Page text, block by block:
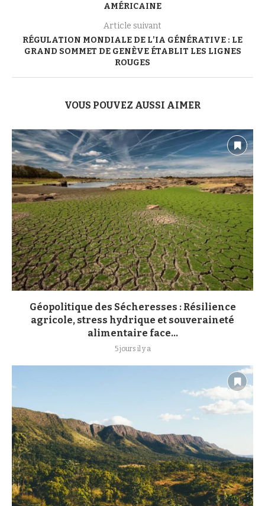
AMÉRICAINE
Article suivant
RÉGULATION MONDIALE DE L’IA GÉNÉRATIVE : LE
GRAND SOMMET DE GENÈVE ÉTABLIT LES LIGNES
ROUGES
VOUS POUVEZ AUSSI AIMER
Géopolitique des Sécheresses : Résilience
agricole, stress hydrique et souveraineté
alimentaire face...
5 jours il y a